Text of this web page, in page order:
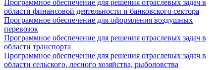
Программное обеспечение для решения отраслевых задач в
области финансовой деятельности и банковского сектора
Программное обеспечение для оформления воздушных
перевозок
Программное обеспечение для решения отраслевых задач в
области транспорта
Программное обеспечение для решения отраслевых задач в
области сельского, лесного хозяйства, рыболовства